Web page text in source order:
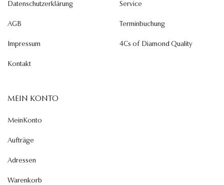
Datenschutzerklärung
AGB
Impressum
Kontakt
Service
Terminbuchung
4Cs of Diamond Quality
MEIN KONTO
MeinKonto
Aufträge
Adressen
Warenkorb